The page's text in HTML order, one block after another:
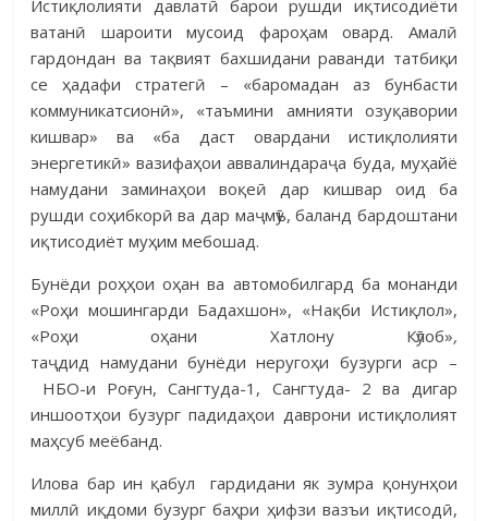
Истиқлолияти давлатӣ барои рушди иқтисодиёти
ватанӣ шароити мусоид фароҳам овард. Амалӣ
гардондан ва тақвият бахшидани раванди татбиқи
се ҳадафи стратегӣ – «баромадан аз бунбасти
коммуникатсионӣ», «таъмини амнияти озуқавории
кишвар» ва «ба даст овардани истиқлолияти
энергетикӣ» вазифаҳои аввалиндараҷа буда, муҳайё
намудани заминаҳои воқеӣ дар кишвар оид ба
рушди соҳибкорӣ ва дар маҷмӯъ, баланд бардоштани
иқтисодиёт муҳим мебошад.
Бунёди роҳҳои оҳан ва автомобилгард ба монанди
«Роҳи мошингарди Бадахшон», «Нақби Истиқлол»,
«Роҳи оҳани Хатлону Кӯлоб»,
таҷдид намудани бунёди неругоҳи бузурги аср –
НБО-и Роғун, Сангтуда-1, Сангтуда- 2 ва дигар
иншоотҳои бузург падидаҳои даврони истиқлолият
маҳсуб меёбанд.
Илова бар ин қабул гардидани як зумра қонунҳои
миллӣ иқдоми бузург баҳри ҳифзи вазъи иқтисодӣ,